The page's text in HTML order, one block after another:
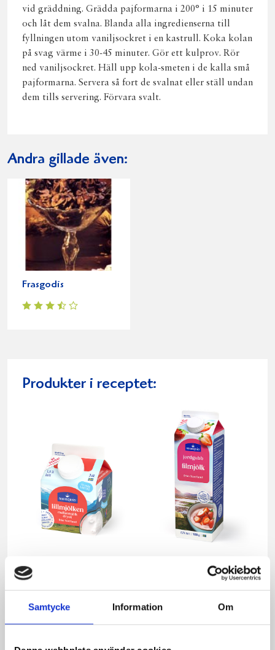
Samtycke Information Om
vid gräddning. Grädda pajformarna i 200° i 15 minuter
och låt dem svalna. Blanda alla ingredienserna till
fyllningen utom vaniljsockret i en kastrull. Koka kolan
på svag värme i 30-45 minuter. Gör ett kulprov. Rör
ned vaniljsockret. Häll upp kola-smeten i de kalla små
pajformarna. Servera så fort de svalnat eller ställ undan
dem tills servering. Förvara svalt.
Andra gillade även:
Frasgodis
Produkter i receptet:
1,5% laktosfri 3dl
Jordgubbsfil 2,7%
1000g